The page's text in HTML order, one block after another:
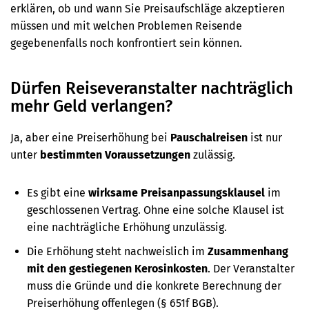
erklären, ob und wann Sie Preisaufschläge akzeptieren
müssen und mit welchen Problemen Reisende
gegebenenfalls noch konfrontiert sein können.
Dürfen Reiseveranstalter nachträglich
mehr Geld verlangen?
Ja, aber eine Preiserhöhung bei Pauschalreisen ist nur
unter bestimmten Voraussetzungen zulässig.
Es gibt eine wirksame Preisanpassungsklausel im
geschlossenen Vertrag. Ohne eine solche Klausel ist
eine nachträgliche Erhöhung unzulässig.
Die Erhöhung steht nachweislich im Zusammenhang
mit den gestiegenen Kerosinkosten. Der Veranstalter
muss die Gründe und die konkrete Berechnung der
Preiserhöhung offenlegen (§ 651f BGB).